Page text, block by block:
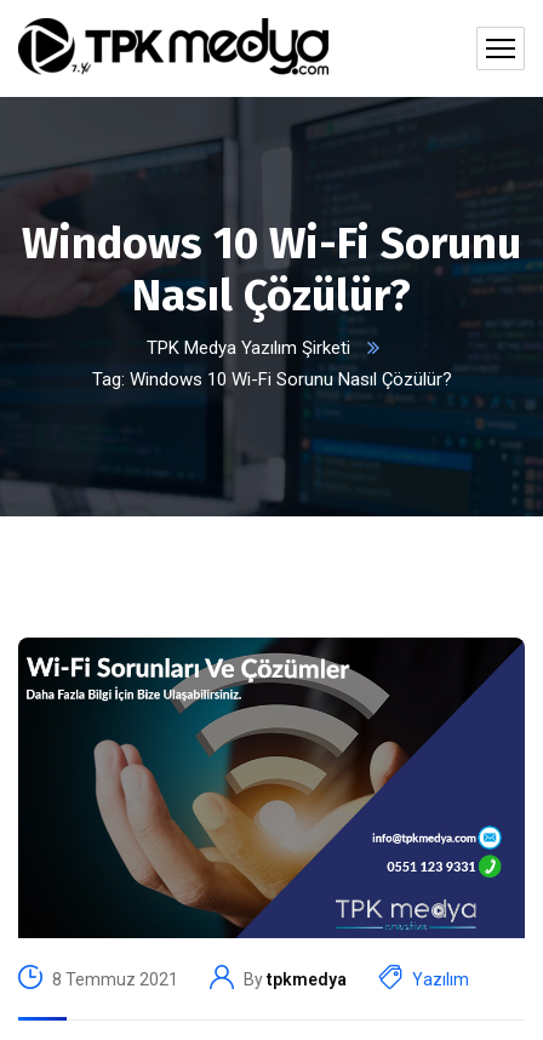
Windows 10 Wi-Fi Sorunu
Nasıl Çözülür?
TPK Medya Yazılım Şirketi
Tag: Windows 10 Wi-Fi Sorunu Nasıl Çözülür?
8 Temmuz 2021 Bytpkmedya Yazılım